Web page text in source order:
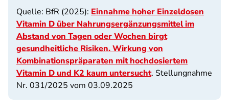
Quelle: BfR (2025): Einnahme hoher Einzeldosen
Vitamin D über Nahrungsergänzungsmittel im
Abstand von Tagen oder Wochen birgt
gesundheitliche Risiken. Wirkung von
Kombinationspräparaten mit hochdosiertem
Vitamin D und K2 kaum untersucht. Stellungnahme
Nr. 031/2025 vom 03.09.2025